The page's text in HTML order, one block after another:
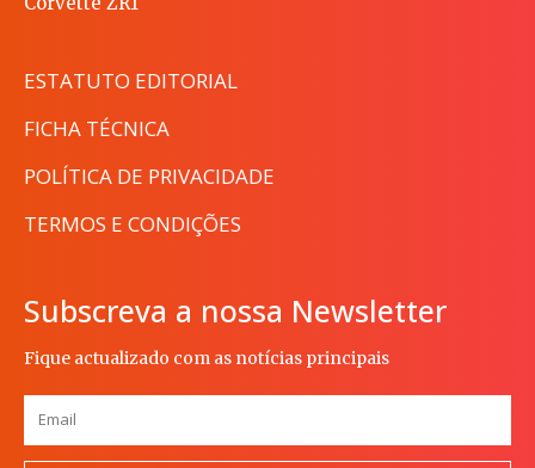
ESTATUTO EDITORIAL
FICHA TÉCNICA
POLÍTICA DE PRIVACIDADE
TERMOS E CONDIÇÕES
Subscreva a nossa Newsletter
Fique actualizado com as notícias principais